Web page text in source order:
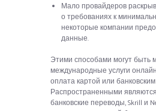
Мало провайдеров
о требованиях к
некоторые компании
данные.
Этими способами могут быть
международные услуги
оплата картой или
Распространенными являются
банковские переводы, Skrill и